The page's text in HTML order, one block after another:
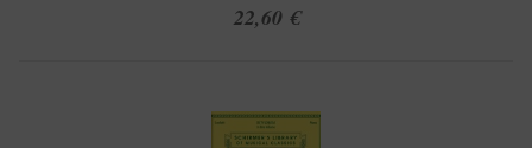
22,60 €